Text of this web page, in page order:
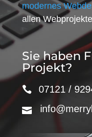
modernes
allen
Sie haben
Projekt?
07121 /